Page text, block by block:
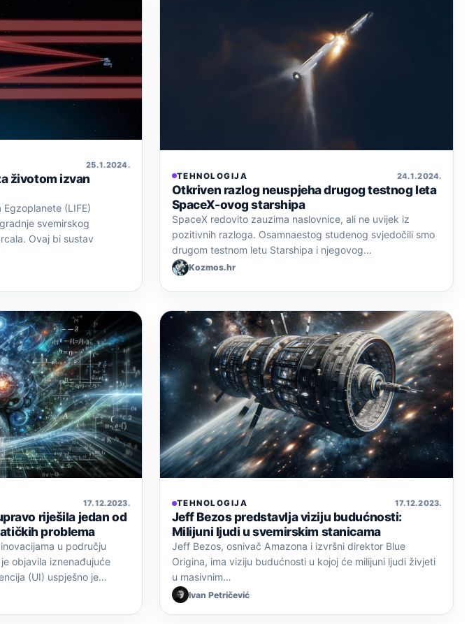
25. 1. 2024.
životom izvan
(LIFE)
svemirskog
Ovaj bi sustav
TEHNOLOGIJA 24. 1. 2024.
Otkriven razlog neuspjeha drugog testnog leta
SpaceX-ovog starshipa
SpaceX redovito zauzima naslovnice, ali ne uvijek iz
pozitivnih razloga. Osamnaestog studenog svjedočili smo
drugom testnom letu Starshipa i njegovog…
Kozmos.hr
17. 12. 2023.
riješila jedan od
problema
u području
objavila iznenađujuće
(UI) uspješno je…
TEHNOLOGIJA 17. 12. 2023.
Jeff Bezos predstavlja viziju budućnosti:
Milijuni ljudi u svemirskim stanicama
Jeff Bezos, osnivač Amazona i izvršni direktor Blue
Origina, ima viziju budućnosti u kojoj će milijuni ljudi živjeti
u masivnim…
Ivan Petričević